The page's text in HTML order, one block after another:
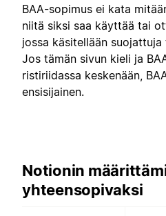
BAA-sopimus ei kata
niitä siksi saa käyttää tai
jossa käsitellään
Jos tämän sivun kieli ja
ristiriidassa keskenään,
ensisijainen.
Notionin
yhteensopivaksi